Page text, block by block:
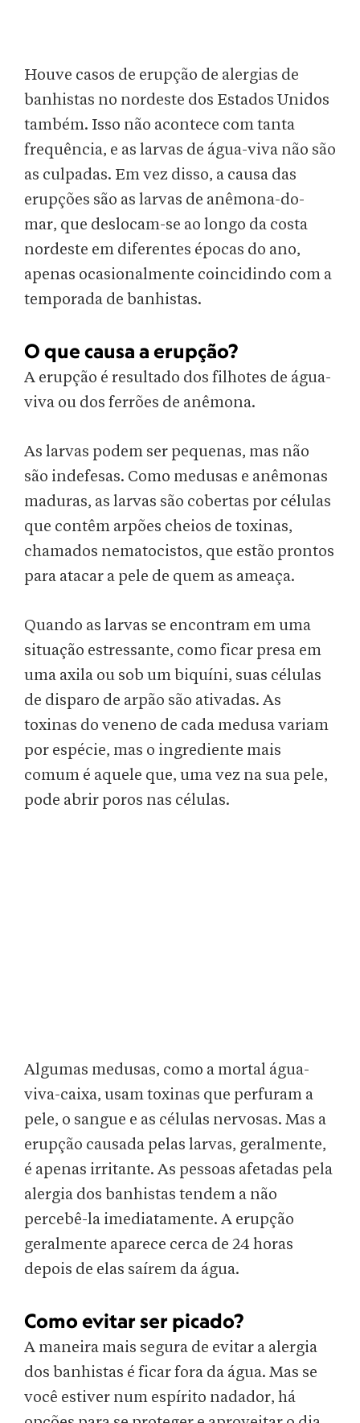
Houve casos de erupção de alergias de
banhistas no nordeste dos Estados Unidos
também. Isso não acontece com tanta
frequência, e as larvas de água-viva não são
as culpadas. Em vez disso, a causa das
erupções são as larvas de anêmona-do-
mar, que deslocam-se ao longo da costa
nordeste em diferentes épocas do ano,
apenas ocasionalmente coincidindo com a
temporada de banhistas.
O que causa a erupção?
A erupção é resultado dos filhotes de água-
viva ou dos ferrões de anêmona.
As larvas podem ser pequenas, mas não
são indefesas. Como medusas e anêmonas
maduras, as larvas são cobertas por células
que contêm arpões cheios de toxinas,
chamados nematocistos, que estão prontos
para atacar a pele de quem as ameaça.
Quando as larvas se encontram em uma
situação estressante, como ficar presa em
uma axila ou sob um biquíni, suas células
de disparo de arpão são ativadas. As
toxinas do veneno de cada medusa variam
por espécie, mas o ingrediente mais
comum é aquele que, uma vez na sua pele,
pode abrir poros nas células.
Algumas medusas, como a mortal água-
viva-caixa, usam toxinas que perfuram a
pele, o sangue e as células nervosas. Mas a
erupção causada pelas larvas, geralmente,
é apenas irritante. As pessoas afetadas pela
alergia dos banhistas tendem a não
percebê-la imediatamente. A erupção
geralmente aparece cerca de 24 horas
depois de elas saírem da água.
Como evitar ser picado?
A maneira mais segura de evitar a alergia
dos banhistas é ficar fora da água. Mas se
você estiver num espírito nadador, há